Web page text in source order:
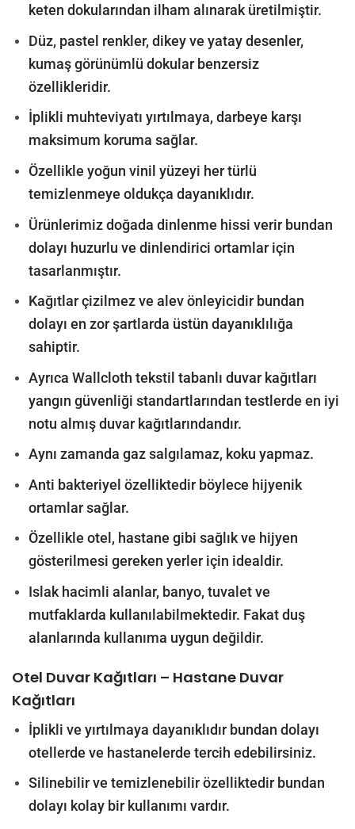
keten dokularından ilham alınarak üretilmiştir.
Düz, pastel renkler, dikey ve yatay desenler,
kumaş görünümlü dokular benzersiz
özellikleridir.
İplikli muhteviyatı yırtılmaya, darbeye karşı
maksimum koruma sağlar.
Özellikle yoğun vinil yüzeyi her türlü
temizlenmeye oldukça dayanıklıdır.
Ürünlerimiz doğada dinlenme hissi verir bundan
dolayı huzurlu ve dinlendirici ortamlar için
tasarlanmıştır.
Kağıtlar çizilmez ve alev önleyicidir bundan
dolayı en zor şartlarda üstün dayanıklılığa
sahiptir.
Ayrıca Wallcloth tekstil tabanlı duvar kağıtları
yangın güvenliği standartlarından testlerde en iyi
notu almış duvar kağıtlarındandır.
Aynı zamanda gaz salgılamaz, koku yapmaz.
Anti bakteriyel özelliktedir böylece hijyenik
ortamlar sağlar.
Özellikle otel, hastane gibi sağlık ve hijyen
gösterilmesi gereken yerler için idealdir.
Islak hacimli alanlar, banyo, tuvalet ve
mutfaklarda kullanılabilmektedir. Fakat duş
alanlarında kullanıma uygun değildir.
Otel Duvar Kağıtları – Hastane Duvar
Kağıtları
İplikli ve yırtılmaya dayanıklıdır bundan dolayı
otellerde ve hastanelerde tercih edebilirsiniz.
Silinebilir ve temizlenebilir özelliktedir bundan
dolayı kolay bir kullanımı vardır.